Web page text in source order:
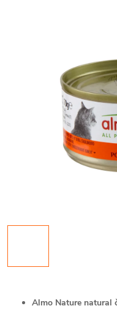
Almo Nature natural